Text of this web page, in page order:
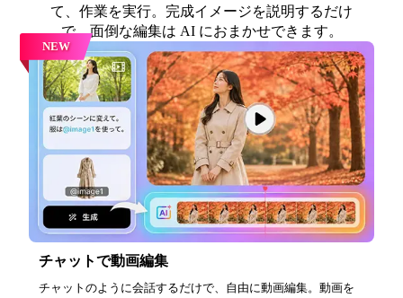
て、作業を実行。完成イメージを説明するだけ
で、面倒な編集は AI におまかせできます。
NEW
チャットで動画編集
チャットのように会話するだけで、自由に動画編集。動画を